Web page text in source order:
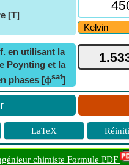
[T]
en utilisant la
Poynting et la
phases [ϕsat]
LaTeX
chimiste Formule PDF